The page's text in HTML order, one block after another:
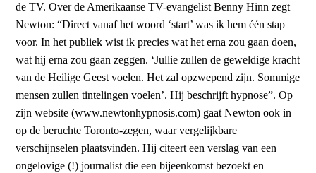
de TV. Over de Amerikaanse TV-evangelist Benny Hinn zegt
Newton: “Direct vanaf het woord ‘start’ was ik hem één stap
voor. In het publiek wist ik precies wat het erna zou gaan doen,
wat hij erna zou gaan zeggen. ‘Jullie zullen de geweldige kracht
van de Heilige Geest voelen. Het zal opzwepend zijn. Sommige
mensen zullen tintelingen voelen’. Hij beschrijft hypnose”. Op
zijn website (www.newtonhypnosis.com) gaat Newton ook in
op de beruchte Toronto-zegen, waar vergelijkbare
verschijnselen plaatsvinden. Hij citeert een verslag van een
ongelovige (!) journalist die een bijeenkomst bezoekt en